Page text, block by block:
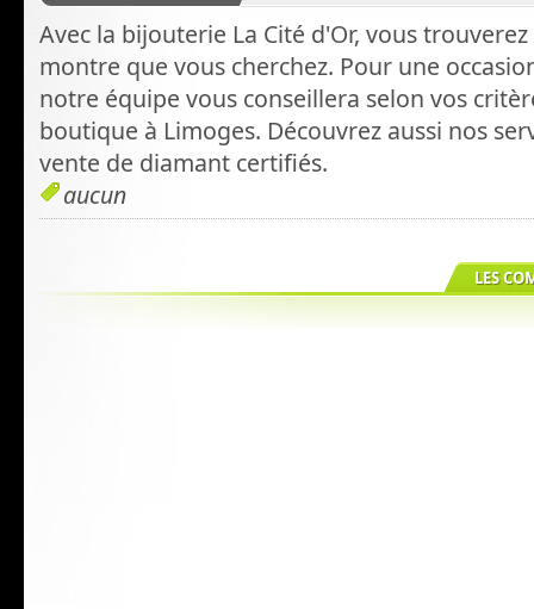
Avec la bijouterie La Cité d'Or, vous
montre que vous cherchez. Pour une
notre équipe vous conseillera selon vos
boutique à Limoges. Découvrez aussi nos
vente de diamant certifiés.
aucun
LES